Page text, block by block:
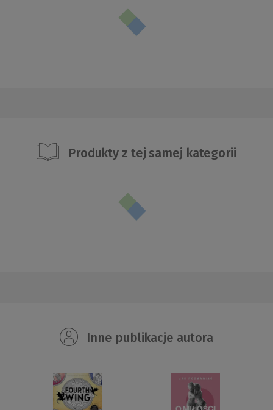
Produkty z tej samej kategorii
Inne publikacje autora